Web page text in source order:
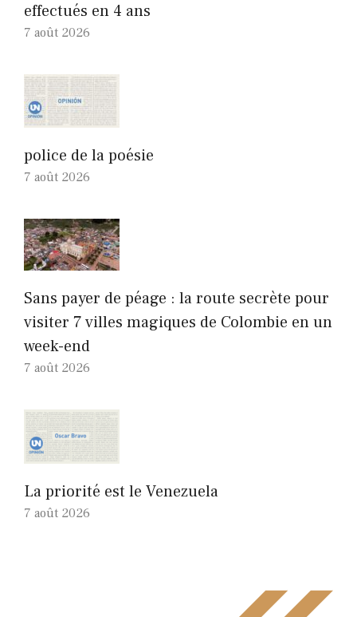
effectués en 4 ans
7 août 2026
police de la poésie
7 août 2026
Sans payer de péage : la route secrète pour
visiter 7 villes magiques de Colombie en un
week-end
7 août 2026
La priorité est le Venezuela
7 août 2026